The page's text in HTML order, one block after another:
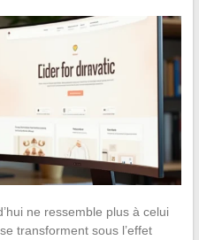
ne ressemble plus à celui
transforment sous l’effet